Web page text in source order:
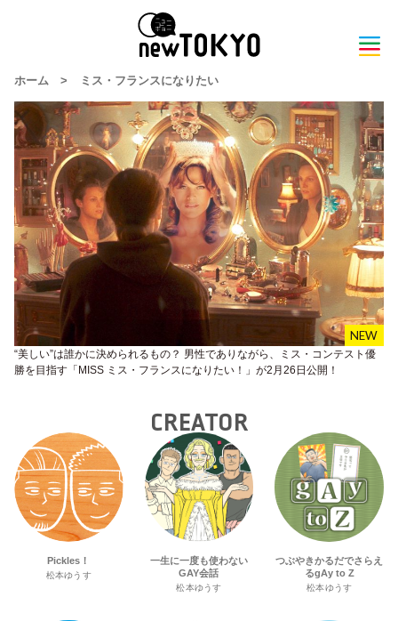
ホーム > ミス・フランスになりたい
“美しい”は誰かに決められるもの？ 男性でありながら、ミス・コンテスト優
勝を目指す「MISS ミス・フランスになりたい！」が2月26日公開！
CREATOR
Pickles！
松本ゆうす
一生に一度も使わない
GAY会話
松本ゆうす
つぶやきかるだでさらえ
るgAy to Z
松本ゆうす